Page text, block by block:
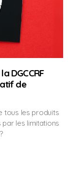
DGCCRF
de
tous les produits
les limitations